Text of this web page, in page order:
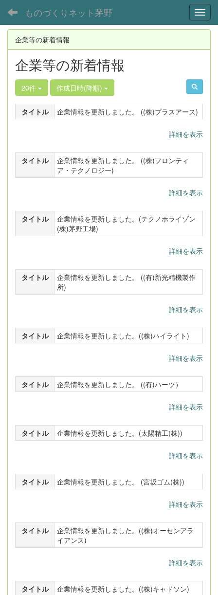
ものづくりネット茅野
企業等の新着情報
企業等の新着情報
20件 作成日時(降順)
タイトル 企業情報を更新しました。 ((株)プラスアース)
詳細を表示
タイトル
企業情報を更新しました。 ((株)フロンティ
ア・テクノロジー)
詳細を表示
タイトル
企業情報を更新しました。(テクノホライゾン
(株)茅野工場)
詳細を表示
タイトル
企業情報を更新しました。 ((有)新光精機製作
所)
詳細を表示
タイトル 企業情報を更新しました。((株)ハイライト)
詳細を表示
タイトル 企業情報を更新しました。 ((有)ハーツ）
詳細を表示
タイトル 企業情報を更新しました。(太陽精工(株))
詳細を表示
タイトル 企業情報を更新しました。 (宮坂ゴム(株))
詳細を表示
タイトル
企業情報を更新しました。((株)オーセンアラ
イアンス)
詳細を表示
タイトル 企業情報を更新しました。((株)キャドソン)